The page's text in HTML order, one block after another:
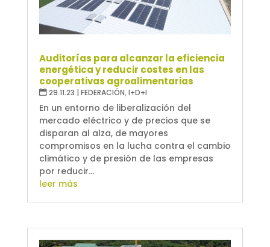
Auditorías para alcanzar la eficiencia
energética y reducir costes en las
cooperativas agroalimentarias
29.11.23 | FEDERACIÓN,I+D+I
En un entorno de liberalización del
mercado eléctrico y de precios que se
disparan al alza, de mayores
compromisos en la lucha contra el cambio
climático y de presión de las empresas
por reducir...
leer más